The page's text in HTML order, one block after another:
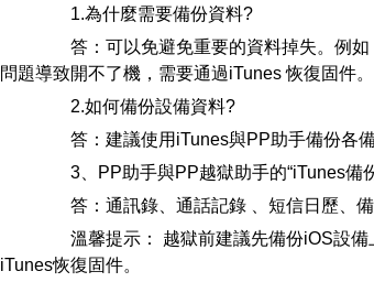
1.為什麼需要備份資料?
答：可以免避免重要的資料掉失。例如
問題導致開不了機，需要通過iTunes 恢復固件。
2.如何備份設備資料?
答：建議使用iTunes與PP助手備份各備
3、PP助手與PP越獄助手的“iTunes備
答：通訊錄、通話記錄 、短信日歷、備
溫馨提示： 越獄前建議先備份iOS設備
iTunes恢復固件。